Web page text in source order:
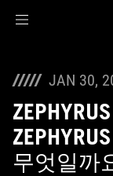
JAN 30,
무엇일까